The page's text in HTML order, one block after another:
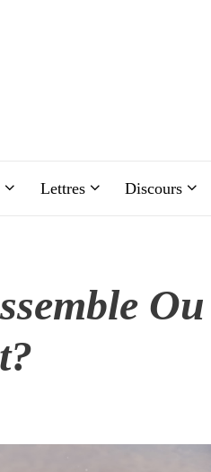
Lettres Discours
Ou